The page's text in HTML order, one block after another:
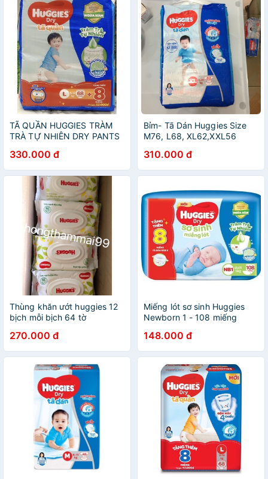
TÃ QUẦN HUGGIES TRÀM
TRÀ TỰ NHIÊN DRY PANTS
XXXL24
330.000 đ
Bỉm- Tã Dán Huggies Size
M76, L68, XL62,XXL56
310.000 đ
Thùng khăn ướt huggies 12
bịch mỗi bịch 64 tờ
270.000 đ
Miếng lót sơ sinh Huggies
Newborn 1 - 108 miếng
148.000 đ